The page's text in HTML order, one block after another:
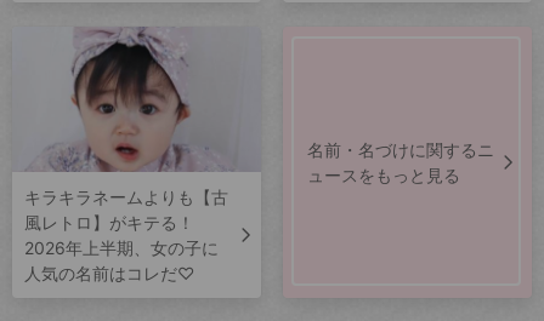
キラキラネームよりも【古
風レトロ】がキテる！
2026年上半期、女の子に
人気の名前はコレだ♡
名前・名づけに関するニ
ュースをもっと見る